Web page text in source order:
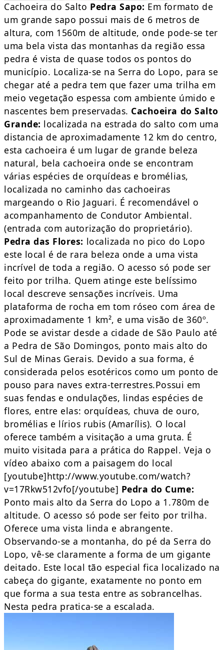
Cachoeira do Salto Pedra Sapo: Em formato de
um grande sapo possui mais de 6 metros de
altura, com 1560m de altitude, onde pode-se ter
uma bela vista das montanhas da região essa
pedra é vista de quase todos os pontos do
município. Localiza-se na Serra do Lopo, para se
chegar até a pedra tem que fazer uma trilha em
meio vegetação espessa com ambiente úmido e
nascentes bem preservadas. Cachoeira do Salto
Grande: localizada na estrada do salto com uma
distancia de aproximadamente 12 km do centro,
esta cachoeira é um lugar de grande beleza
natural, bela cachoeira onde se encontram
várias espécies de orquídeas e bromélias,
localizada no caminho das cachoeiras
margeando o Rio Jaguari. É recomendável o
acompanhamento de Condutor Ambiental.
(entrada com autorização do proprietário).
Pedra das Flores: localizada no pico do Lopo
este local é de rara beleza onde a uma vista
incrível de toda a região. O acesso só pode ser
feito por trilha. Quem atinge este belíssimo
local descreve sensações incríveis. Uma
plataforma de rocha em tom róseo com área de
aproximadamente 1 km², e uma visão de 360º.
Pode se avistar desde a cidade de São Paulo até
a Pedra de São Domingos, ponto mais alto do
Sul de Minas Gerais. Devido a sua forma, é
considerada pelos esotéricos como um ponto de
pouso para naves extra-terrestres.Possui em
suas fendas e ondulações, lindas espécies de
flores, entre elas: orquídeas, chuva de ouro,
bromélias e lírios rubis (Amarílis). O local
oferece também a visitação a uma gruta. É
muito visitada para a prática do Rappel. Veja o
vídeo abaixo com a paisagem do local
[youtube]http://www.youtube.com/watch?
v=17Rkw512vfo[/youtube] Pedra do Cume:
Ponto mais alto da Serra do Lopo a 1.780m de
altitude. O acesso só pode ser feito por trilha.
Oferece uma vista linda e abrangente.
Observando-se a montanha, do pé da Serra do
Lopo, vê-se claramente a forma de um gigante
deitado. Este local tão especial fica localizado na
cabeça do gigante, exatamente no ponto em
que forma a sua testa entre as sobrancelhas.
Nesta pedra pratica-se a escalada.